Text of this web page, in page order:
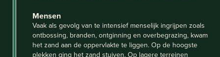
Mensen
Vaak als gevolg van te intensief menselijk ingrijpen zoals
ontbossing, branden, ontginning en overbegrazing, kwam
het zand aan de oppervlakte te liggen. Op de hoogste
plekken ging het zand stuiven. Op lagere terreinen